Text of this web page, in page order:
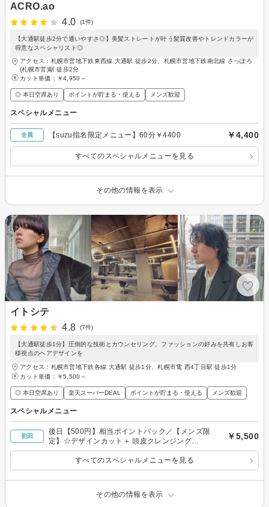
ACRO.ao
4.0
(1件)
【大通駅徒歩2分で通いやすさ◎】美髪ストレートが叶う髪質改善やトレンドカラーが
得意なスペシャリスト◎
アクセス：札幌市営地下鉄東西線 大通駅 徒歩2分、札幌市営地下鉄南北線 さっぽろ
(札幌市営)駅 徒歩2分
カット単価： ￥4,950～
◎ 本日空席あり ポイントが貯まる・使える メンズ歓迎
スペシャルメニュー
全員 【suzu指名限定メニュー】60分￥4400 ￥4,400
すべてのスペシャルメニューを見る
その他の情報を表示
イトシテ
4.8
(7件)
【大通駅徒歩1分】圧倒的な技術とカウンセリング。ファッションの好みを共有しお客
様視点のヘアデザインを
アクセス：札幌市営地下鉄各線 大通駅 徒歩1分、札幌市電 西4丁目駅 徒歩1分
カット単価： ￥5,500～
◎ 本日空席あり 楽天スーパーDEAL ポイントが貯まる・使える メンズ歓迎
スペシャルメニュー
初回
後日【500円】相当ポイントバック／【メンズ限
定】☆デザインカット＋ 頭皮クレンジング
￥5,500～
￥5,500
すべてのスペシャルメニューを見る
その他の情報を表示